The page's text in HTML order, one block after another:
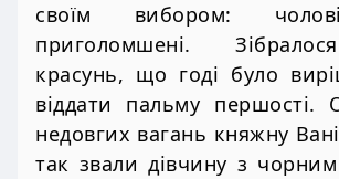
своїм вибором:
приголомшені.
красунь, що годі було
віддати пальму першості.
недовгих вагань княжну
так звали дівчину з